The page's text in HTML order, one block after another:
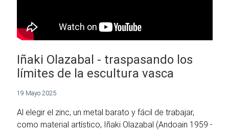
Iñaki Olazabal - traspasando los
límites de la escultura vasca
19 Mayo 2025
Al elegir el zinc, un metal barato y fácil de trabajar,
como material artístico, Iñaki Olazabal (Andoain 1959 -